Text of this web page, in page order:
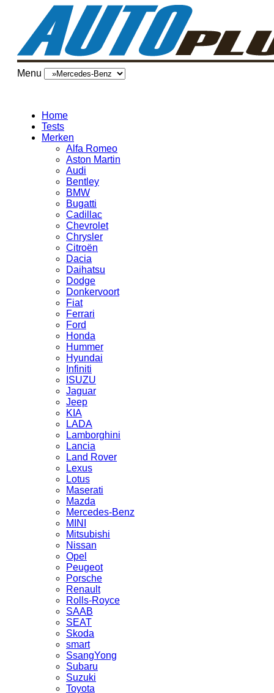
Menu
Home
Tests
Merken
Alfa Romeo
Aston Martin
Audi
Bentley
BMW
Bugatti
Cadillac
Chevrolet
Chrysler
Citroën
Dacia
Daihatsu
Dodge
Donkervoort
Fiat
Ferrari
Ford
Honda
Hummer
Hyundai
Infiniti
ISUZU
Jaguar
Jeep
KIA
LADA
Lamborghini
Lancia
Land Rover
Lexus
Lotus
Maserati
Mazda
Mercedes-Benz
MINI
Mitsubishi
Nissan
Opel
Peugeot
Porsche
Renault
Rolls-Royce
SAAB
SEAT
Skoda
smart
SsangYong
Subaru
Suzuki
Toyota